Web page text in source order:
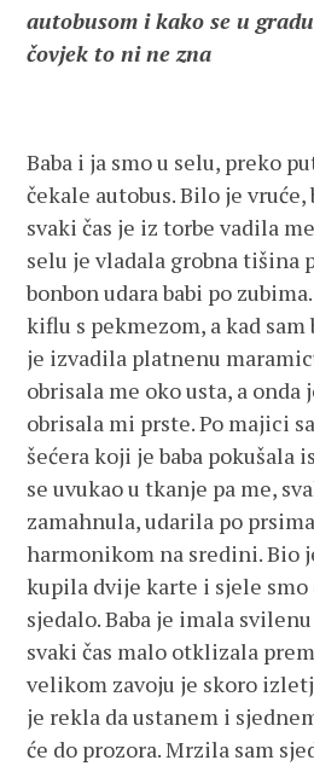
autobusom i kako se u
čovjek to ni ne zna
Baba i ja smo u selu, preko
čekale autobus. Bilo je vruće,
svaki čas je iz torbe vadila
selu je vladala grobna tišina
bonbon udara babi po
kiflu s pekmezom, a kad
je izvadila platnenu
obrisala me oko usta, a
obrisala mi prste. Po majici
šećera koji je baba pokušala
se uvukao u tkanje pa me,
zamahnula, udarila po
harmonikom na sredini. Bio
kupila dvije karte i sjele smo
sjedalo. Baba je imala
svaki čas malo otklizala
velikom zavoju je skoro
je rekla da ustanem i
će do prozora. Mrzila sam